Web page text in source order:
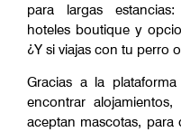
para largas
hoteles boutique y
¿Y si viajas con tu perro
Gracias a la plataforma
encontrar
aceptan mascotas,